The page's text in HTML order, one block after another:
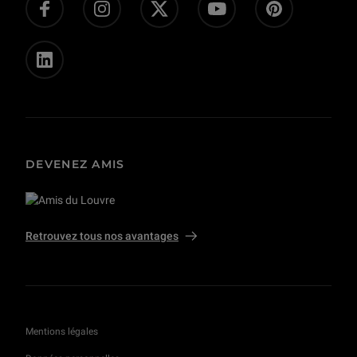
Privatisations et tournages
DEVENEZ AMIS
Retrouvez tous nos avantages
Mentions légales